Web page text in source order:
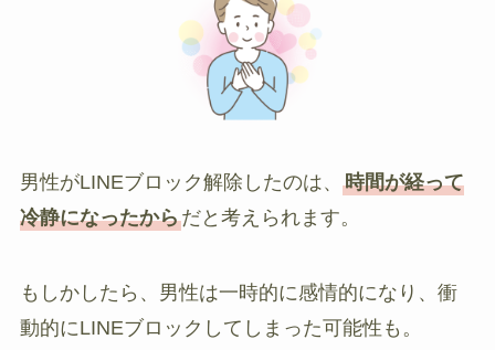
男性がLINEブロック解除したのは、 時間が経って
冷静になったからだと考えられます。
もしかしたら、男性は一時的に感情的になり、衝
動的にLINEブロックしてしまった可能性も。